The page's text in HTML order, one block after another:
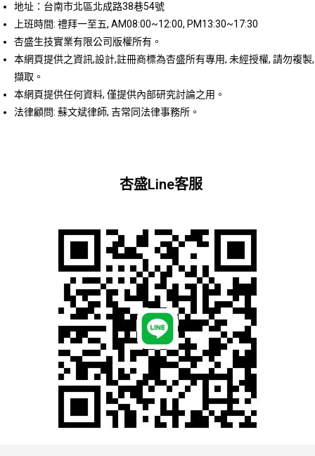
地址：台南市北區北成路38巷54號
上班時間: 禮拜一至五, AM08:00~12:00, PM13:30~17:30
杏盛生技實業有限公司版權所有。
本網頁提供之資訊,設計,註冊商標為杏盛所有專用, 未經授權, 請勿複製,
擷取。
本網頁提供任何資料, 僅提供內部研究討論之用。
法律顧問: 蘇文斌律師, 吉常同法律事務所。
杏盛Line客服